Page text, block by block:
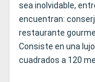
sea inolvidable,
encuentran:
restaurante
Consiste en una
cuadrados a 120